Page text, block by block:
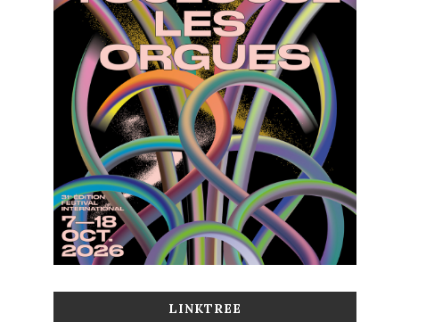
LINKTREE